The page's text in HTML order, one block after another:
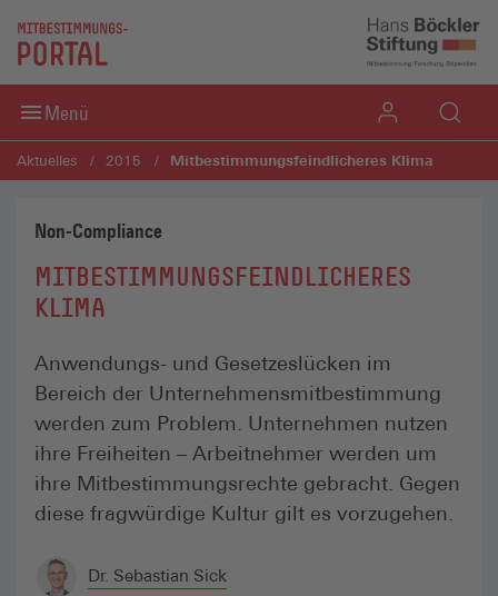
Direkt zum Inhaltsbereich
Direkt zum Fußbereich
Menü
Aktuelles 2015 Mitbestimmungsfeindlicheres Klima
Non-Compliance
MITBESTIMMUNGSFEINDLICHERES
KLIMA
Anwendungs- und Gesetzeslücken im
Bereich der Unternehmensmitbestimmung
werden zum Problem. Unternehmen nutzen
ihre Freiheiten – Arbeitnehmer werden um
ihre Mitbestimmungsrechte gebracht. Gegen
diese fragwürdige Kultur gilt es vorzugehen.
Dr. Sebastian Sick